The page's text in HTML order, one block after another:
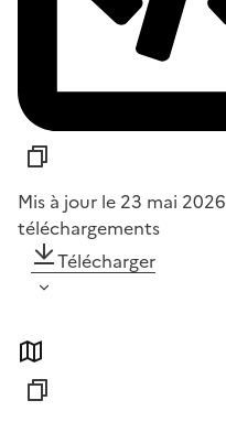
Mis à jour le 23 mai 2026
téléchargements
Télécharger